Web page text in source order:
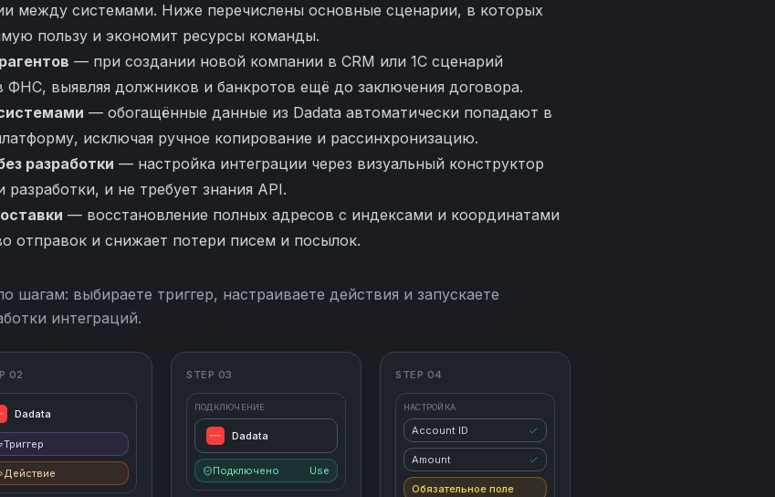
между системами. Ниже перечислены основные сценарии, в которых
пользу и экономит ресурсы команды.
— при создании новой компании в CRM или 1С сценарий
ФНС, выявляя должников и банкротов ещё до заключения договора.
— обогащённые данные из Dadata автоматически попадают в
исключая ручное копирование и рассинхронизацию.
разработки — настройка интеграции через визуальный конструктор
и не требует знания API.
— восстановление полных адресов с индексами и координатами
отправок и снижает потери писем и посылок.
шагам: выбираете триггер, настраиваете действия и запускаете
интеграций.
02
Dadata
Триггер
Действие
STEP 03
ПОДКЛЮЧЕНИЕ
Dadata
Подключено Use
STEP 04
НАСТРОЙКА
Account ID
Amount
Обязательное поле